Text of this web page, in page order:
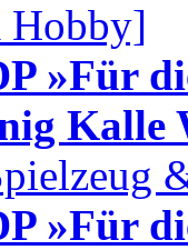
Hobby]
»Für
Kalle
»Für